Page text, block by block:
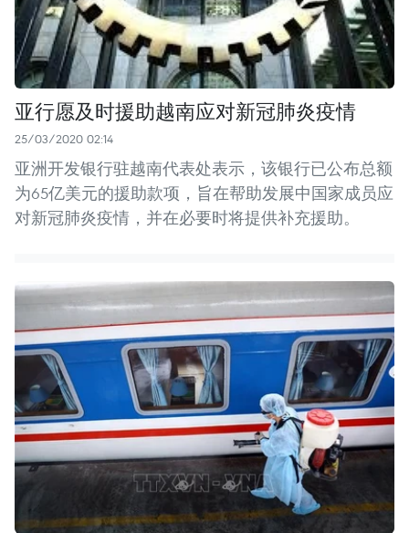
亚行愿及时援助越南应对新冠肺炎疫情
25/03/2020 02:14
亚洲开发银行驻越南代表处表示，该银行已公布总额
为65亿美元的援助款项，旨在帮助发展中国家成员应
对新冠肺炎疫情，并在必要时将提供补充援助。